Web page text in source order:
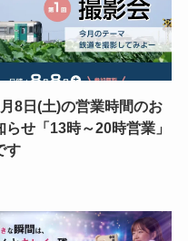
8日(土)の営業時間のお
らせ「13時～20時営業」
す